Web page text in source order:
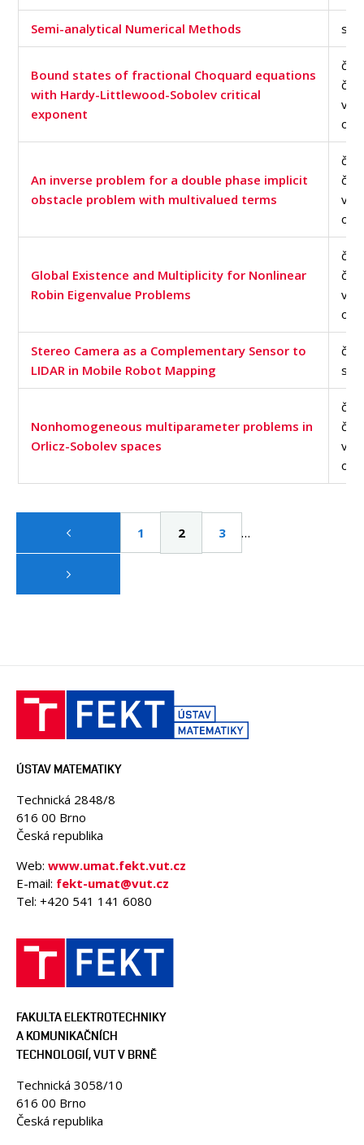
Semi-analytical Numerical Methods
Bound states of fractional Choquard equations
with Hardy-Littlewood-Sobolev critical
exponent
v
of
An inverse problem for a double phase implicit
obstacle problem with multivalued terms
v
of
Global Existence and Multiplicity for Nonlinear
Robin Eigenvalue Problems
v
of
Stereo Camera as a Complementary Sensor to
LIDAR in Mobile Robot Mapping
Nonhomogeneous multiparameter problems in
Orlicz-Sobolev spaces
v
of
Page
1 Aktuální
2 Page
3 …
ÚSTAV MATEMATIKY
Technická 2848/8
616 00 Brno
Česká republika
Web: www.umat.fekt.vut.cz
E-mail: fekt-umat@vut.cz
Tel: +420 541 141 6080
FAKULTA ELEKTROTECHNIKY
A KOMUNIKAČNÍCH
TECHNOLOGIÍ, VUT V BRNĚ
Technická 3058/10
616 00 Brno
Česká republika